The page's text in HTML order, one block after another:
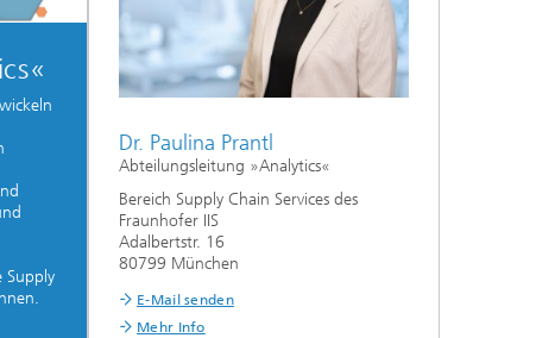
Supply
Dr. Paulina Prantl
Abteilungsleitung »Analytics«
Bereich Supply Chain Services des
Fraunhofer IIS
Adalbertstr. 16
80799 München
E-Mail senden
Mehr Info